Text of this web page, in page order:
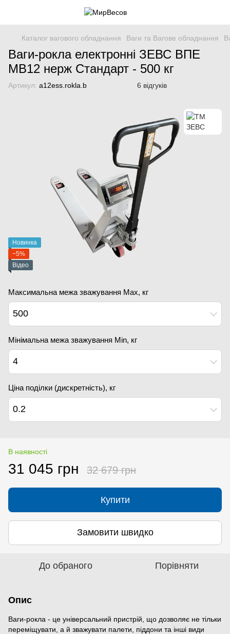
Каталог вагового обладнання Ваги та Вагове обладнання
Ваги-рокла електронні ЗЕВС ВПЕ
МВ12 нерж Стандарт - 500 кг
Артикул: a12ess.rokla.b 6 відгуків
Новинка
−5%
Відео
Максимальна межа зважування Мах, кг
500
Мінімальна межа зважування Min, кг
4
Ціна поділки (дискретність), кг
0.2
В наявності
31 045 грн 32 679 грн
Купити
Замовити швидко
До обраного Порівняти
Опис
Ваги-рокла - це універсальний пристрій, що дозволяє не тільки
переміщувати, а й зважувати палети, піддони та інші види